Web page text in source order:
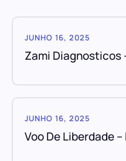
JUNHO 16, 2025
Zami Diagnosticos
JUNHO 16, 2025
Voo De Liberdade